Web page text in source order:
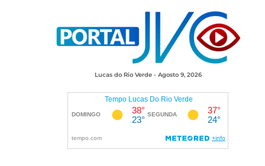
Lucas do Rio Verde - Agosto 9, 2026